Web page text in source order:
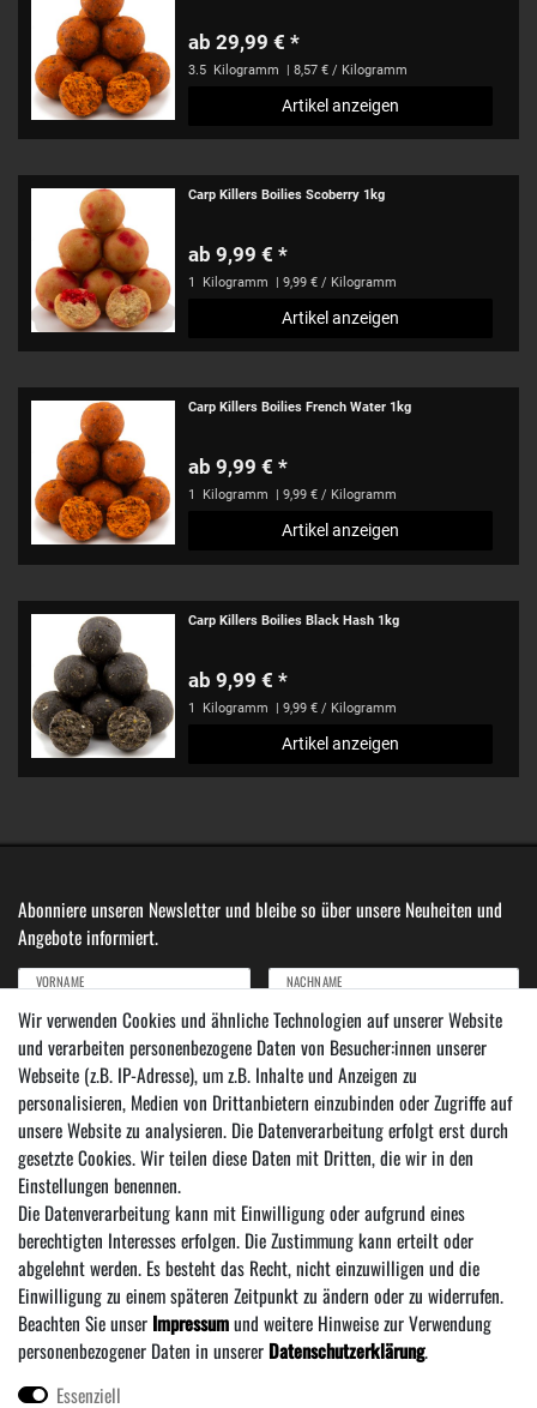
ab 29,99 € *
3.5 Kilogramm | 8,57 € / Kilogramm
Artikel anzeigen
Carp Killers Boilies Scoberry 1kg
ab 9,99 € *
1 Kilogramm | 9,99 € / Kilogramm
Artikel anzeigen
Carp Killers Boilies French Water 1kg
ab 9,99 € *
1 Kilogramm | 9,99 € / Kilogramm
Artikel anzeigen
Carp Killers Boilies Black Hash 1kg
ab 9,99 € *
1 Kilogramm | 9,99 € / Kilogramm
Artikel anzeigen
Abonniere unseren Newsletter und bleibe so über unsere Neuheiten und
Angebote informiert.
VORNAME NACHNAME
E-MAIL ***
Newsletter
Honig
Hiermit bestätige ich, dass ich dieDaten­schutz­erklärunggelesen habe. Meine Einwilligung
kann ich jederzeit widerrufen.***
*** Hierbei handelt es sich um ein Pflichtfeld.
Wir verwenden Cookies und ähnliche Technologien auf unserer Website
und verarbeiten personenbezogene Daten von Besucher:innen unserer
Webseite (z.B. IP-Adresse), um z.B. Inhalte und Anzeigen zu
personalisieren, Medien von Drittanbietern einzubinden oder Zugriffe auf
unsere Website zu analysieren. Die Datenverarbeitung erfolgt erst durch
gesetzte Cookies. Wir teilen diese Daten mit Dritten, die wir in den
Einstellungen benennen.
Die Datenverarbeitung kann mit Einwilligung oder aufgrund eines
berechtigten Interesses erfolgen. Die Zustimmung kann erteilt oder
abgelehnt werden. Es besteht das Recht, nicht einzuwilligen und die
Einwilligung zu einem späteren Zeitpunkt zu ändern oder zu widerrufen.
Beachten Sie unser Impressumund weitere Hinweise zur Verwendung
personenbezogener Daten in unserer Daten­schutz­erklärung.
Essenziell